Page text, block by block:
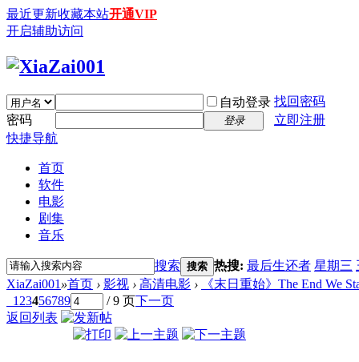
最近更新收藏本站开通VIP
开启辅助访问
自动登录 找回密码
密码
登录
立即注册
快捷导航
首页
软件
电影
剧集
音乐
搜索 搜索 热搜: 最后生还者 星期三
XiaZai001 »首页 › 影视 › 高清电影 ›
《末日重始》The End We
1 23456789 / 9 页下一页
返回列表